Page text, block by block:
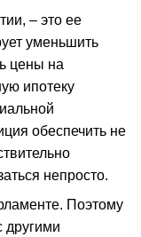
– это ее
уменьшить
цены на
ипотеку
обеспечить не
непросто.
Поэтому
другими